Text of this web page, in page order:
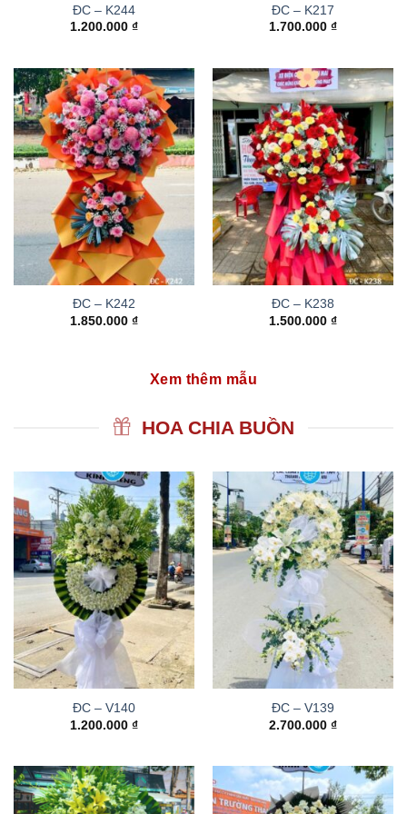
ĐC – K244
1.200.000 ₫
ĐC – K217
1.700.000 ₫
ĐC – K242
1.850.000 ₫
ĐC – K238
1.500.000 ₫
Xem thêm mẫu
HOA CHIA BUỒN
ĐC – V140
1.200.000 ₫
ĐC – V139
2.700.000 ₫